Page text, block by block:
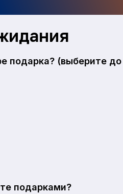
подарка? (выберите до
подарками?